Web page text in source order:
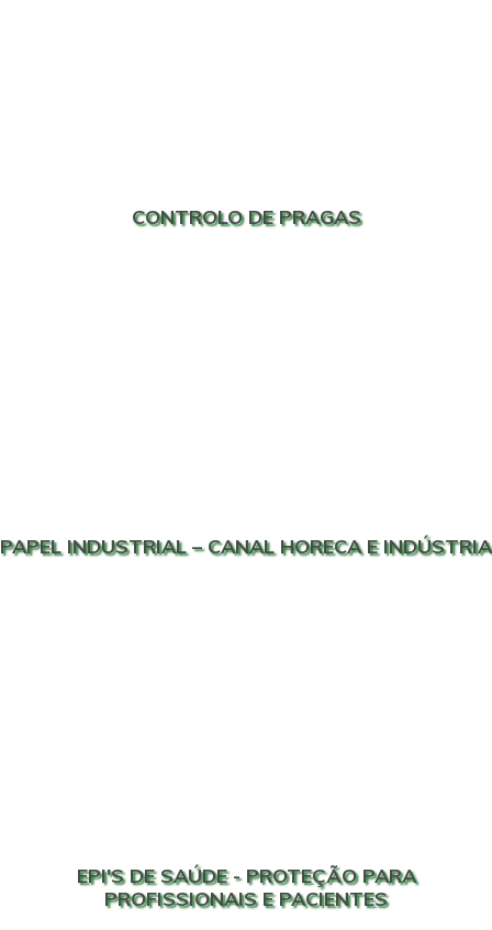
CONTROLO DE PRAGAS
PAPEL INDUSTRIAL – CANAL HORECA E INDÚSTRIA
EPI'S DE SAÚDE - PROTEÇÃO PARA
PROFISSIONAIS E PACIENTES